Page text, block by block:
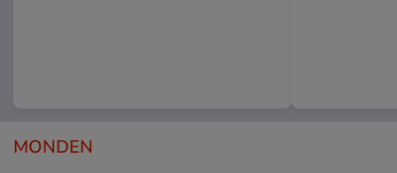
MONDEN